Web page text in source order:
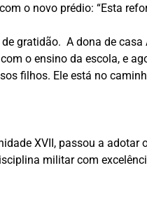
o novo prédio: “Esta
gratidão. A dona de
o ensino da escola, e
filhos. Ele está no
XVII, passou a
militar com